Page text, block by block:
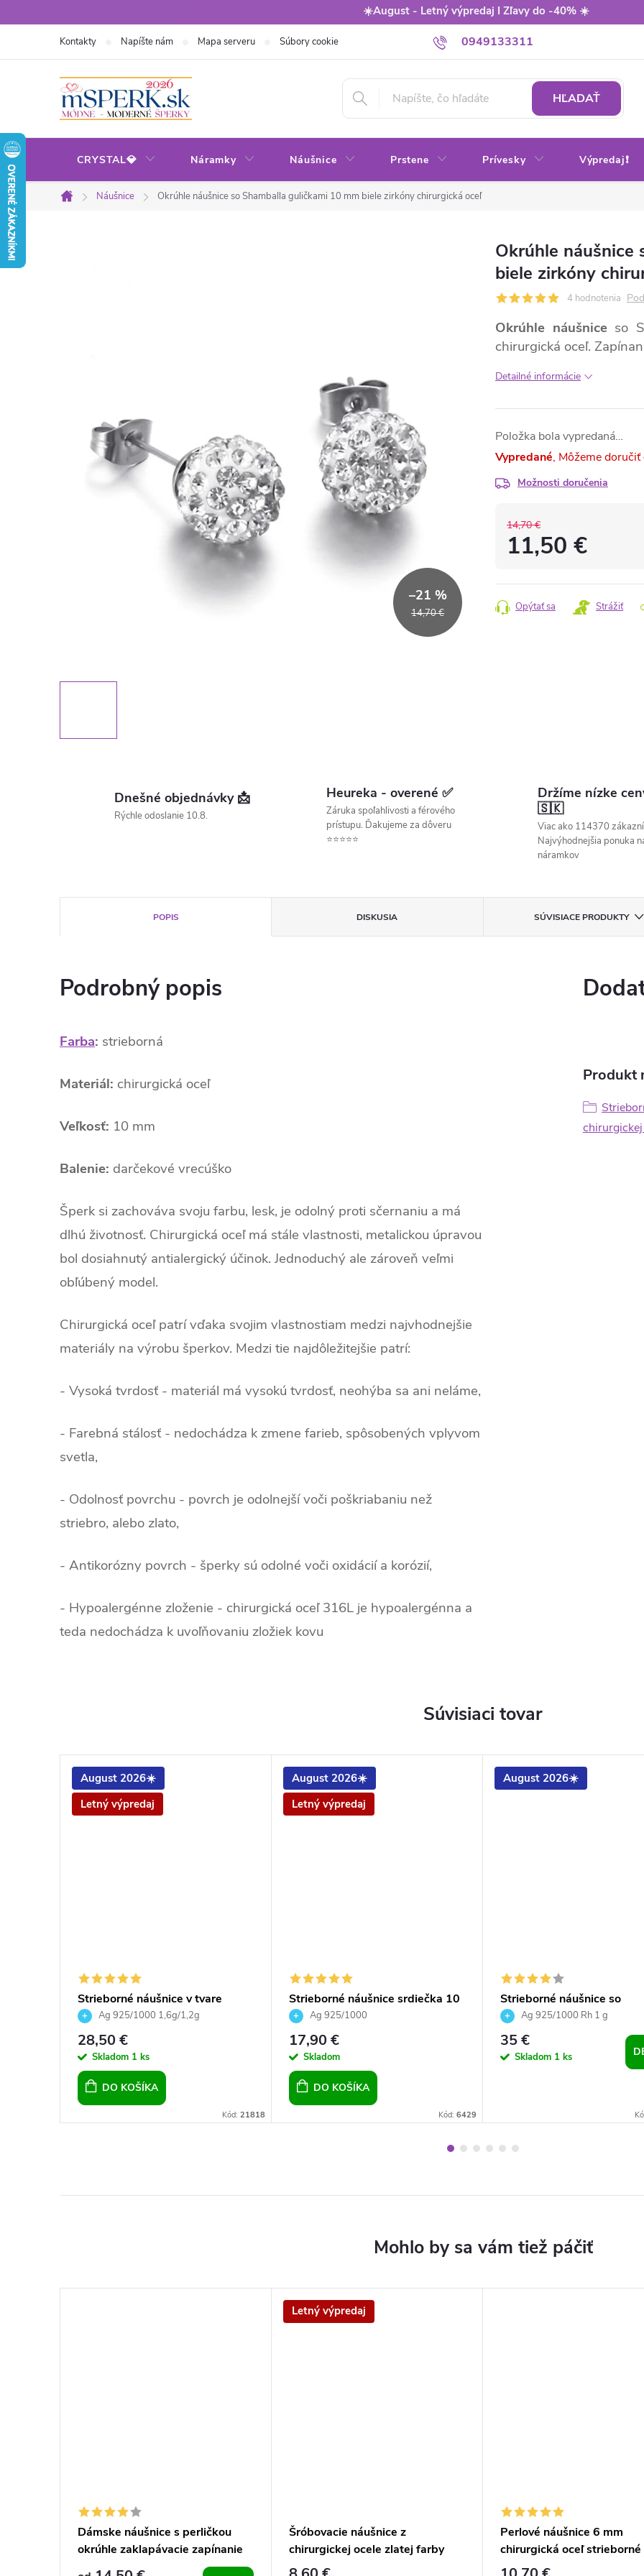
na
☀️August - Letný výpredaj I Zľavy do -40% ☀️
0949133311
Kontakty Napíšte nám Mapa serveru Súbory cookie Obchodné podmienky
HĽADAŤ
CRYSTAL💎 Náramky Náušnice Prstene Prívesky Výpredaj❗
Domov
Náušnice Okrúhle náušnice so Shamballa guličkami 10 mm biele zirkóny chirurgická oceľ
14,70 €
–21 %
Okrúhle náušnice
biele zirkóny
4 hodnotenia
Okrúhle náušniceso
chirurgická oceľ.
Detailné informácie
Položka bola vypredaná…
Vypredané
Možnosti doručenia
14,70 €
11,50 €
cena:
Opýtať sa Strážiť
Dnešné objednávky 📩
Rýchle odoslanie 10.8.
Heureka - overené ✅
Záruka spoľahlivosti a férového
prístupu. Ďakujeme za dôveru
⭐⭐⭐⭐⭐
Držíme nízke
🇸🇰
Viac ako 114370
Najvýhodnejšia ponuka
náramkov
POPIS DISKUSIA SÚVISIACE PRODUKTY
Podrobný popis
Farba: strieborná
Materiál: chirurgická oceľ
Veľkosť: 10 mm
Balenie: darčekové vrecúško
Šperk si zachováva svoju farbu, lesk, je odolný proti sčernaniu a má
dlhú životnosť. Chirurgická oceľ má stále vlastnosti, metalickou úpravou
bol dosiahnutý antialergický účinok. Jednoduchý ale zároveň veľmi
obľúbený model.
Chirurgická oceľ patrí vďaka svojim vlastnostiam medzi najvhodnejšie
materiály na výrobu šperkov. Medzi tie najdôležitejšie patrí:
- Vysoká tvrdosť - materiál má vysokú tvrdosť, neohýba sa ani neláme,
- Farebná stálosť - nedochádza k zmene farieb, spôsobených vplyvom
svetla,
- Odolnosť povrchu - povrch je odolnejší voči poškriabaniu než
striebro, alebo zlato,
- Antikorózny povrch - šperky sú odolné voči oxidácií a korózií,
- Hypoalergénne zloženie - chirurgická oceľ 316L je hypoalergénna a
teda nedochádza k uvoľňovaniu zložiek kovu
Produkt
Súvisiaci tovar
August 2026☀️
Letný výpredaj
Strieborné náušnice v tvare
srdiečka s krištálikom pozlátené
Ag 925/1000 1,6g/1,2g
28,50 €
Skladom 1 ks
DO KOŠÍKA
Kód: 21818
August 2026☀️
Letný výpredaj
Strieborné náušnice srdiečka 10
mm Crystal Peridot
Ag 925/1000
17,90 €
Skladom
DO KOŠÍKA
Kód: 6429
August 2026☀️
Strieborné náušnice so
syntetickým opálom a
crystals
Ag 925/1000 Rh 1 g
35 €
Skladom 1 ks
Dámske náušnice s perličkou
okrúhle zaklapávacie zapínanie
Letný výpredaj
Šróbovacie náušnice z
chirurgickej ocele zlatej farby
okrúhle 8 mm
Perlové náušnice 6 mm
chirurgická oceľ strieborné
dievčenské náušnice